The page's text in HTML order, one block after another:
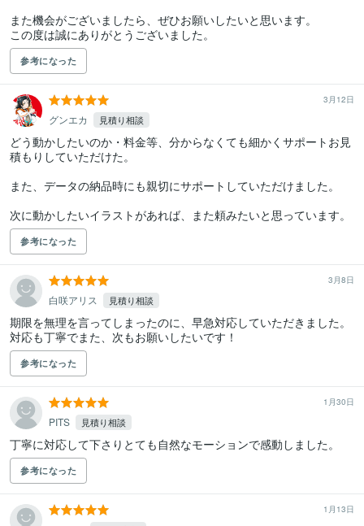
また機会がございましたら、ぜひお願いしたいと思います。
参考になった
3月12日
グンエカ 見積り相談
どう動かしたいのか・料金等、分からなくても細かくサポートお見
積もりしていただけた。
また、データの納品時にも親切にサポートしていただけました。
次に動かしたいイラストがあれば、また頼みたいと思っています。
参考になった
3月8日
白咲アリス 見積り相談
期限を無理を言ってしまったのに、早急対応していただきました。
対応も丁寧でまた、次もお願いしたいです！
参考になった
1月30日
PITS 見積り相談
丁寧に対応して下さりとても自然なモーションで感動しました。
参考になった
1月13日